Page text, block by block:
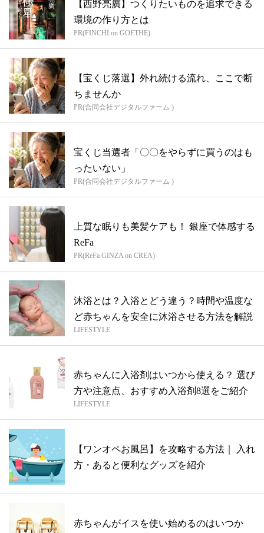
【西野亮廣】つくりたいものを追求できる
環境の作り方とは
PR(FINCHI on GOETHE)
【宝くじ落選】外れ続ける流れ、ここで断
ちませんか
PR(合同会社デジタルファーム )
宝くじ当選者「〇〇をやらずに買うのはも
ったいない」
PR(合同会社デジタルファーム )
上質な眠りも美髪ケアも！ 銀座で体感する
ReFa
PR(ReFa GINZA on CREA)
沐浴とは？入浴とどう違う？時間や温度な
ど赤ちゃんを安全に沐浴させる方法を解説
LIFESTYLE
赤ちゃんに入浴剤はいつから使える？ 選び
方や注意点、おすすめ入浴剤8選をご紹介
LIFESTYLE
【ワンオペお風呂】を攻略する方法｜ 入れ
方・あると便利なグッズを紹介
赤ちゃんがイスを使い始めるのはいつか